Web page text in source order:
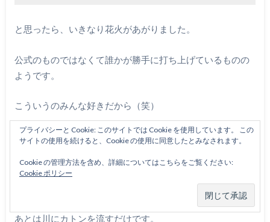
と思ったら、いきなり花火があがりました。
公式のものではなくて誰かが勝手に打ち上げているものの
ようです。
こういうのみんな好きだから（笑）
了
さて、ランタンを飛ばして煩悩を吹き飛ばしたし（笑）、
あとは川にカトンを流すだけです。
プライバシーと Cookie: このサイトでは Cookie を使用しています。 この
サイトの使用を続けると、Cookie の使用に同意したとみなされます。
Cookie の管理方法を含め、詳細についてはこちらをご覧ください:
Cookie ポリシー